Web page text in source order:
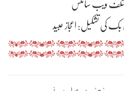
ویب سائٹس
کی تشکیل: اعجاز عبید